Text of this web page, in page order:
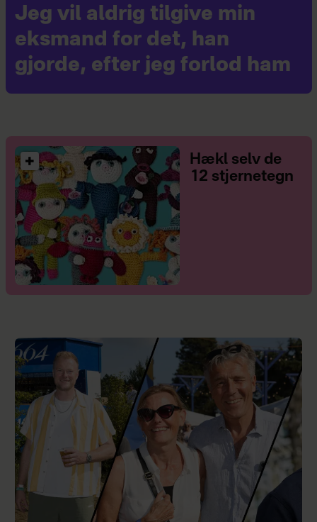
Jeg vil aldrig tilgive min
eksmand for det, han
gjorde, efter jeg forlod ham
Hækl selv de
12 stjernetegn